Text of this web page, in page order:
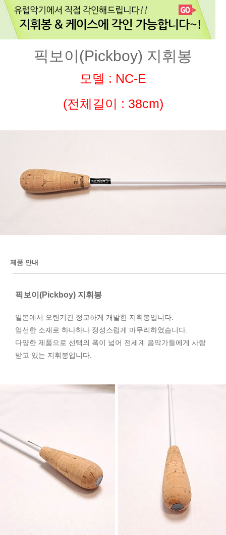
픽보이(Pickboy) 지휘봉
모델 : NC-E
(전체길이 : 38cm)
제품 안내
픽보이(Pickboy) 지휘봉
일본에서 오랜기간 정교하게 개발한 지휘봉입니다.
엄선한 소재로 하나하나 정성스럽게 마무리하였습니다.
다양한 제품으로 선택의 폭이 넓어 전세계 음악가들에게 사랑
받고 있는 지휘봉입니다.